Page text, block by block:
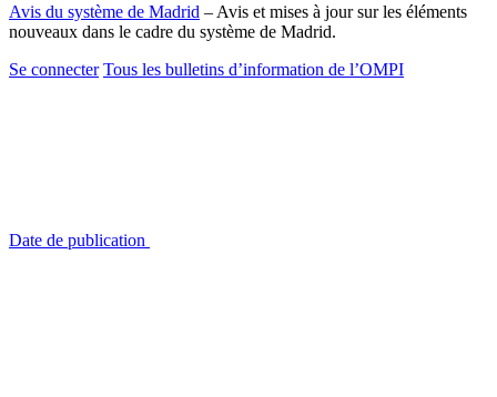
Avis du système de Madrid – Avis et mises à jour sur les éléments
nouveaux dans le cadre du système de Madrid.
Se connecter Tous les bulletins d’information de l’OMPI
Date de publication